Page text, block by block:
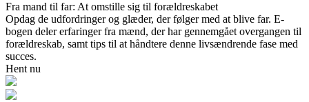
Fra mand til far: At omstille sig til forældreskabet
Opdag de udfordringer og glæder, der følger med at blive far. E-
bogen deler erfaringer fra mænd, der har gennemgået overgangen til
forældreskab, samt tips til at håndtere denne livsændrende fase med
succes.
Hent nu